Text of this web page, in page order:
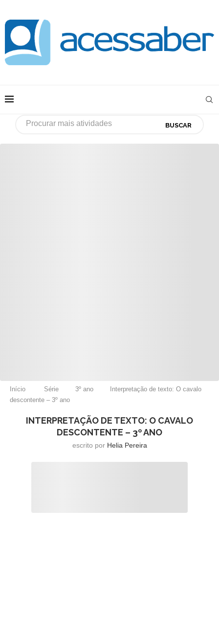
BUSCAR
Início Série 3º ano
Interpretação de texto: O cavalo
descontente – 3º ano
INTERPRETAÇÃO DE TEXTO: O CAVALO
DESCONTENTE – 3º ANO
escrito por Helia Pereira